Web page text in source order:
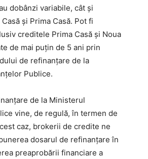
dobânzi variabile, cât și
și Prima Casă. Pot fi
creditele Prima Casă și Noua
de mai puțin de 5 ani prin
de refinanțare de la
Publice.
de la Ministerul
vine, de regulă, în termen de
caz, brokerii de credite ne
dosarul de refinanțare în
preaprobării financiare a